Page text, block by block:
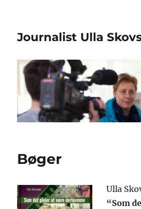
Journalist Ulla
Bøger
Ulla
“Som